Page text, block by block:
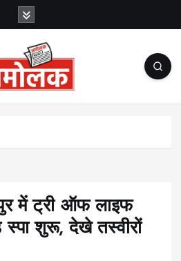
में ट्री ऑफ लाइफ
स्पा शुरू, देखे तस्वीरों